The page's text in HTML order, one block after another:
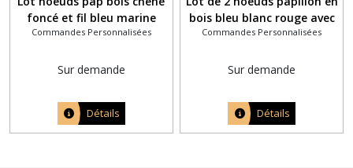
foncé et fil bleu marine
pour marié, bébé et chiens
Commandes Personnalisées
Sur demande
Détails
bois bleu blanc rouge avec
pyrogravure des prénoms
Commandes Personnalisées
Sur demande
Détails